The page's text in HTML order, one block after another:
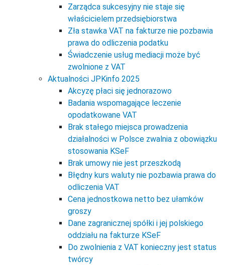
Zarządca sukcesyjny nie staje się
właścicielem przedsiębiorstwa
Zła stawka VAT na fakturze nie pozbawia
prawa do odliczenia podatku
Świadczenie usług mediacji może być
zwolnione z VAT
Aktualności JPKinfo 2025
Akcyzę płaci się jednorazowo
Badania wspomagające leczenie
opodatkowane VAT
Brak stałego miejsca prowadzenia
działalności w Polsce zwalnia z obowiązku
stosowania KSeF
Brak umowy nie jest przeszkodą
Błędny kurs waluty nie pozbawia prawa do
odliczenia VAT
Cena jednostkowa netto bez ułamków
groszy
Dane zagranicznej spółki i jej polskiego
oddziału na fakturze KSeF
Do zwolnienia z VAT konieczny jest status
twórcy